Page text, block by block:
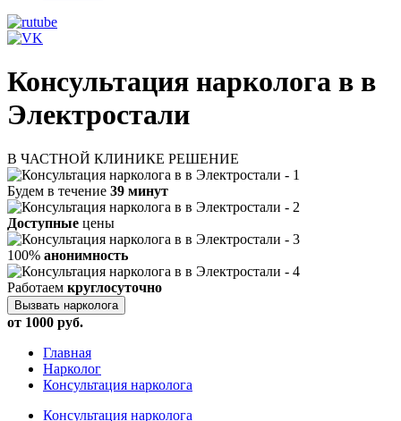
Консультация нарколога в в
Электростали
В ЧАСТНОЙ КЛИНИКЕ РЕШЕНИЕ
Будем в течение 39 минут
Доступные цены
100% анонимность
Работаем круглосуточно
Вызвать нарколога
от 1000 руб.
Главная
Нарколог
Консультация нарколога
Консультация нарколога